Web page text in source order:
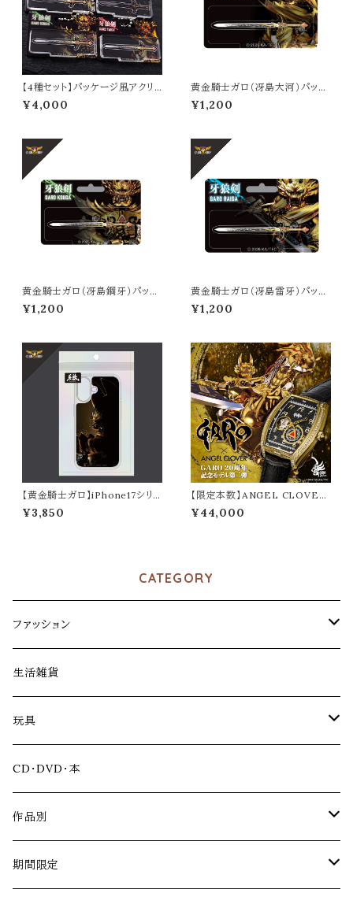
【4種セット】パッケージ風アクリ
ルキーホルダー
¥4,000
黄金騎士ガロ（冴島大河）パッケ
ージ風アクリルキーホルダー
¥1,200
黄金騎士ガロ（冴島鋼牙）パッケ
ージ風アクリルキーホルダー
¥1,200
黄金騎士ガロ（冴島雷牙）パッケ
ージ風アクリルキーホルダー
¥1,200
【黄金騎士ガロ】iPhone17シリ
ーズ対応クリアケース
¥3,850
【限定本数】ANGEL CLOVER
× 牙狼＜GARO＞20周年コラボ
レーションウォッチセット（第二
¥44,000
CATEGORY
ファッション
アパレル
ファッション雑貨
生活雑貨
玩具
アクリルスタンド
ソフビ
CD・DVD・本
作品別
冴島家シリーズ
期間限定